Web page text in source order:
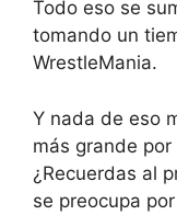
Todo eso se
tomando un
WrestleMania.
Y nada de eso
más grande
¿Recuerdas al
se preocupa